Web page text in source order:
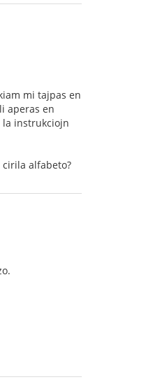
mi tajpas en
aperas en
la instrukciojn
alfabeto?